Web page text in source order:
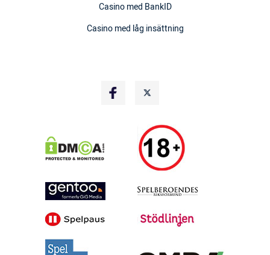
Casino med BankID
Casino med låg insättning